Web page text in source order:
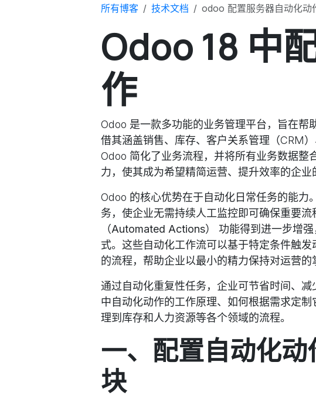
所有博客 技术文档 odoo 配置服务器自动化动
Odoo 18 中
作
Odoo 是一款多功能的业务管理平台，旨在
借其涵盖销售、库存、客户关系管理（CRM
Odoo 简化了业务流程，并将所有业务数据
力，使其成为希望精简运营、提升效率的企业
Odoo 的核心优势在于自动化日常任务的能
务，使企业无需持续人工监控即可确保重要流
（Automated Actions）
功能得到进一步增
式。这些自动化工作流可以基于特定条件触
的流程，帮助企业以最小的精力保持对运营的
通过自动化重复性任务，企业可节省时间、
中自动化动作的工作原理、如何根据需求定
理到库存和人力资源等各个领域的流程。
一、配置自动化
块